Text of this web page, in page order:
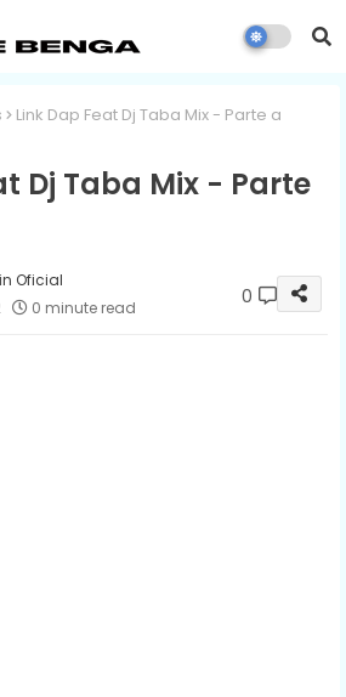
Link Dap Feat Dj Taba Mix - Parte a
Dj Taba Mix - Parte
Oficial
0 minute read 0